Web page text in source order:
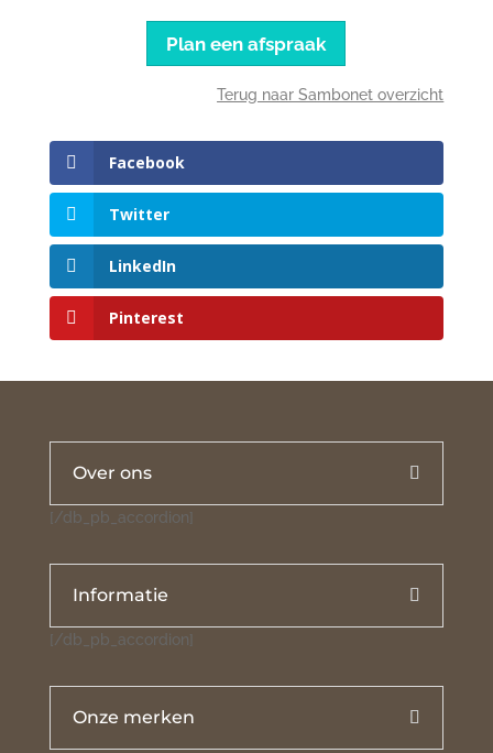
Plan een afspraak
Terug naar Sambonet overzicht
Facebook
Twitter
LinkedIn
Pinterest
Over ons
[/db_pb_accordion]
Informatie
[/db_pb_accordion]
Onze merken